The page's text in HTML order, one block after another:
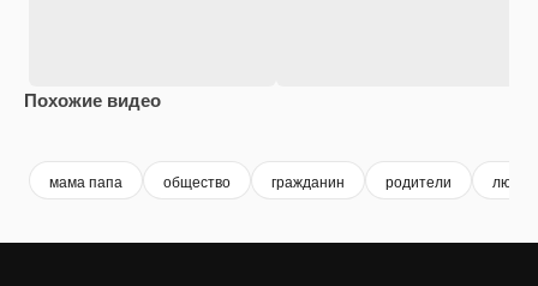
Похожие видео
мама папа общество гражданин родители люди